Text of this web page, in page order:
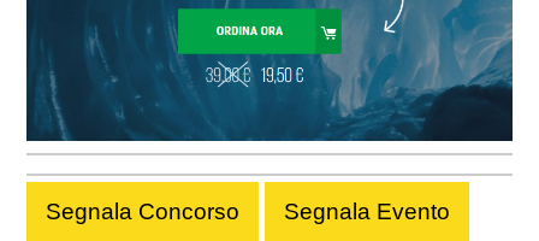
Segnala Concorso Segnala Evento